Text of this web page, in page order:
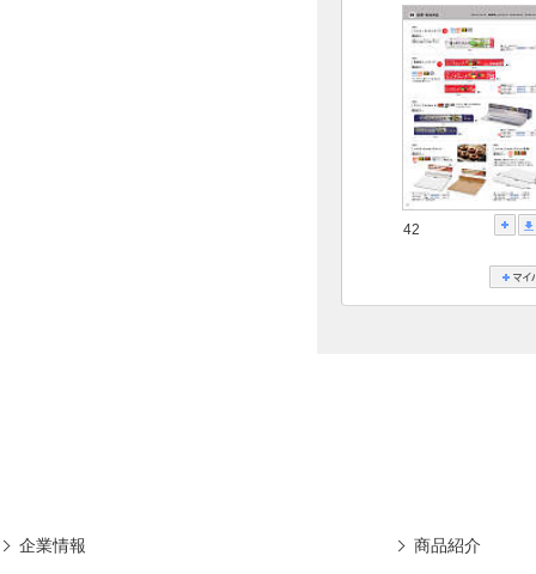
42
企業情報
商品紹介